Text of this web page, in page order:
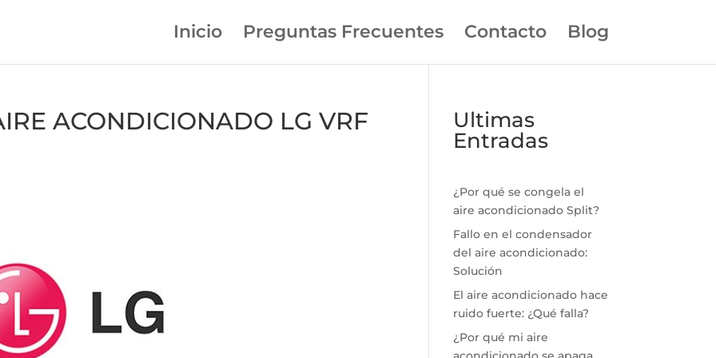
Inicio Preguntas Frecuentes Contacto Blog
ACONDICIONADO LG VRF
Ultimas
Entradas
¿Por qué se congela el
aire acondicionado Split?
Fallo en el condensador
del aire acondicionado:
Solución
El aire acondicionado hace
ruido fuerte: ¿Qué falla?
¿Por qué mi aire